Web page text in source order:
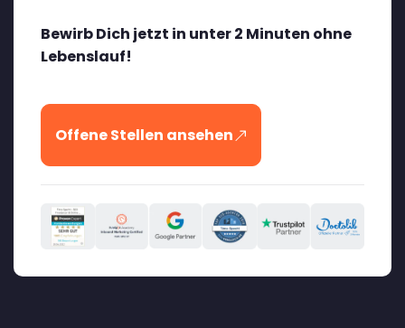
Bewirb Dich jetzt in unter 2 Minuten ohne
Lebenslauf!
Offene Stellen ansehen